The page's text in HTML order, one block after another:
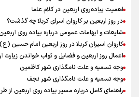
ایران آقای بلامنازع تنگه هرمز
تصاویری از آتش زدن درختان زیتون فلسطینیان
وزیر خارجه مصر: رژیم اسراییل بدون تامین
امنیت نخواهد داشت
اهمیت پیاده‌روی اربعین در کلام علما
در روز اربعین بر کاروان اسرای کربلا چه گذشت؟
شایعات و ابهامات عمومی درباره پیاده روی اربعین
کاروان اسیران کربلا در روز اربعین امام حسین
اعمال روز اربعین و فضایل و ثواب خواندن زیارت
وجه تسمیه و علت نامگذاری شهر کاظمین
وجه تسمیه و علت نامگذاری شهر نجف
راهنمای کامل درباره مسیر پیاده روی اربعین از